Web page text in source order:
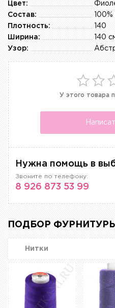
Цвет:
Состав:
140
Плотность:
140
Ширина:
Узор:
У этого товара
Нужна помощь в
Звоните по телефону:
8 926 873 53 99
ПОДБОР ФУРНИТУРЫ
Нитки